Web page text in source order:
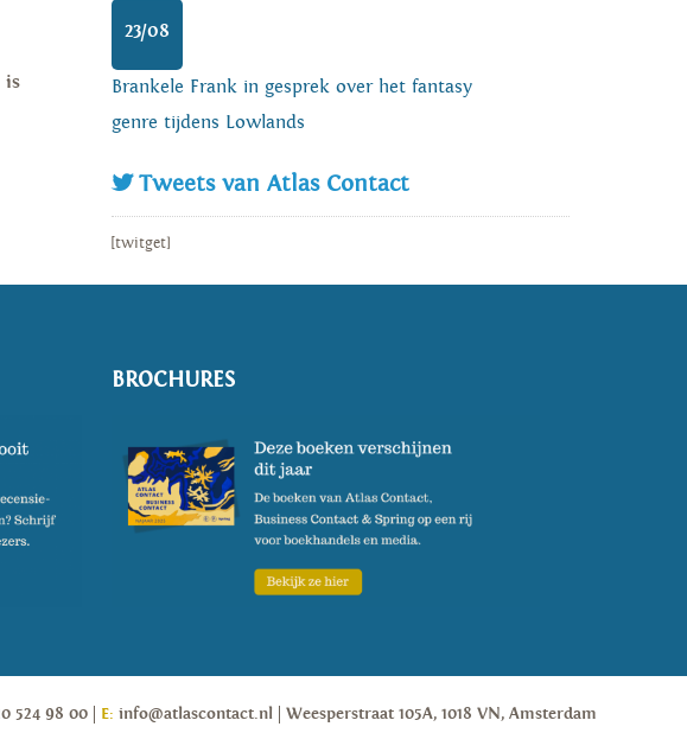
is
23/08
Brankele Frank in gesprek over het fantasy
genre tijdens Lowlands
Tweets van Atlas Contact
[twitget]
BROCHURES
524 98 00 E: info@atlascontact.nl Weesperstraat 105A, 1018 VN, Amsterdam